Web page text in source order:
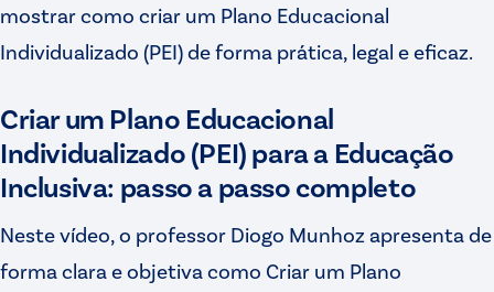
mostrar como criar um Plano Educacional
Individualizado (PEI) de forma prática, legal e eficaz.
Criar um Plano Educacional
Individualizado (PEI) para a Educação
Inclusiva: passo a passo completo
Neste vídeo, o professor Diogo Munhoz apresenta de
forma clara e objetiva como Criar um Plano